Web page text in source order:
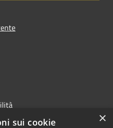
×
sui cookie